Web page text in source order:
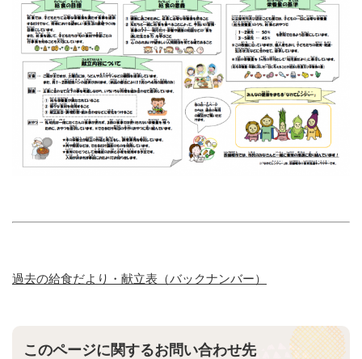
過去の給食だより・献立表（バックナンバー）
このページに関するお問い合わせ先